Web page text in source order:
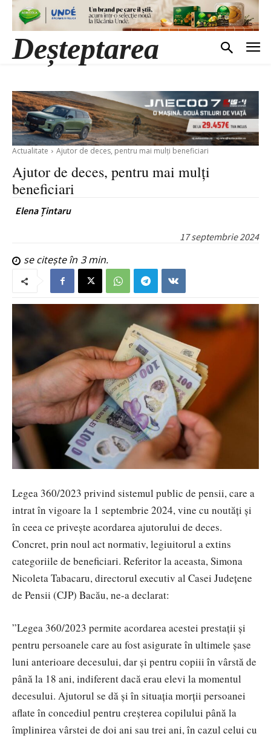
Deșteptarea
Actualitate Ajutor de deces, pentru mai mulți beneficiari
Ajutor de deces, pentru mai mulți
beneficiari
Elena Țintaru
17 septembrie 2024
se citește în 3min.
Legea 360/2023 privind sistemul public de pensii, care a
intrat în vigoare la 1 septembrie 2024, vine cu noutăți și
în ceea ce privește acordarea ajutorului de deces.
Concret, prin noul act normativ, legiuitorul a extins
categoriile de beneficiari. Referitor la aceasta, Simona
Nicoleta Tabacaru, directorul executiv al Casei Județene
de Pensii (CJP) Bacău, ne-a declarat:
”Legea 360/2023 permite acordarea acestei prestații și
pentru persoanele care au fost asigurate în ultimele șase
luni anterioare decesului, dar și pentru copiii în vârstă de
până la 18 ani, indiferent dacă erau elevi la momentul
decesului. Ajutorul se dă și în situația morții persoanei
aflate în concediul pentru creșterea copilului până la
împlinirea vârstei de doi ani sau trei ani, în cazul celui cu